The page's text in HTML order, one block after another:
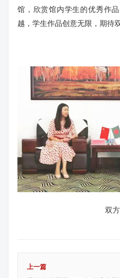
馆，欣赏馆内学生的优秀作
越，学生作品创意无限，期待
双
上一篇